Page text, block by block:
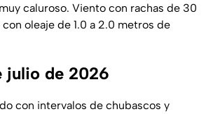
caluroso. Viento con rachas de 30
oleaje de 1.0 a 2.0 metros de
julio de 2026
con intervalos de chubascos y